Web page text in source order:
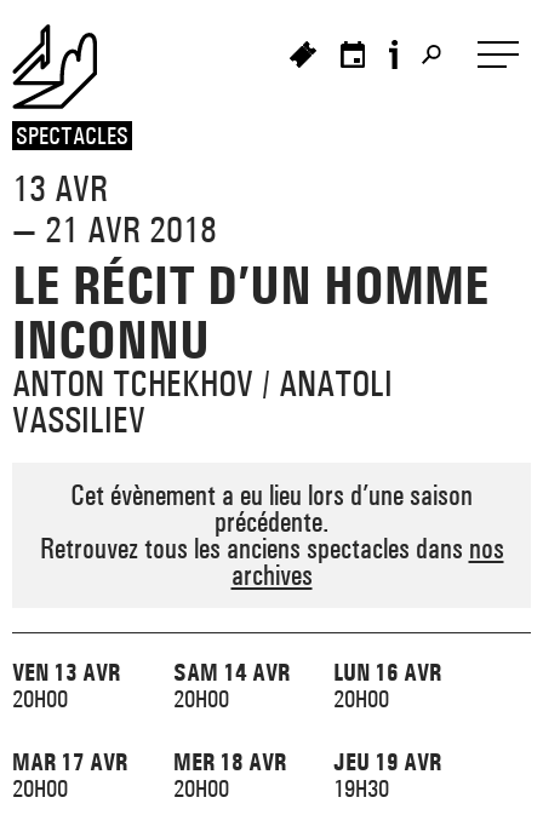
>
_ À L'AFFICHE
_ PROCHAINEMENT
>
_ PORTRAIT
_ LES SPECTACLES
_ HISTOIRE DU TNB
_ LE PROJET
_ FESTIVAL TNB
_ ACTION TERRITORIALE
_ CRÉATIONS ET TOURNÉES
_ LES ARTISTES ASSOCIÉ·ES
_ COPRODUCTIONS
_ PRÉSENTATION
_ ACTUALITÉS
_ PROMOTIONS
_ NOS MÉCÈNES
_ DEVENEZ MÉCÈNE
_ SOUTENEZ LE FESTIVAL TNB
_ RENCONTRER
_ PRATIQUER
>
>
>
SPECTACLES
13 AVR
— 21 AVR 2018
LE RÉCIT D’UN HOMME
INCONNU
ANTON TCHEKHOV / ANATOLI
VASSILIEV
Cet évènement a eu lieu lors d’une saison
précédente.
Retrouvez tous les anciens spectacles dans nos
archives
VEN 13 AVR
20H00
SAM 14 AVR
20H00
LUN 16 AVR
20H00
MAR 17 AVR
20H00
MER 18 AVR
20H00
JEU 19 AVR
19H30